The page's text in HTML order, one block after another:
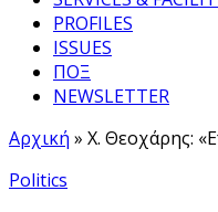
PROFILES
ISSUES
ΠΟΞ
NEWSLETTER
Αρχική » Χ. Θεοχάρης:
Politics